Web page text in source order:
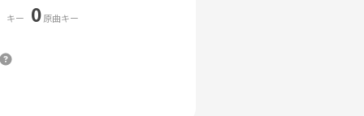
キー 0原曲キー